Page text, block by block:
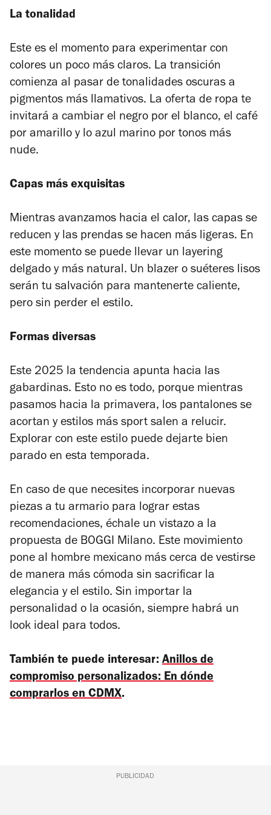
La tonalidad
Este es el momento para experimentar con
colores un poco más claros. La transición
comienza al pasar de tonalidades oscuras a
pigmentos más llamativos. La oferta de ropa te
invitará a cambiar el negro por el blanco, el café
por amarillo y lo azul marino por tonos más
nude.
Capas más exquisitas
Mientras avanzamos hacia el calor, las capas se
reducen y las prendas se hacen más ligeras. En
este momento se puede llevar un layering
delgado y más natural. Un blazer o suéteres lisos
serán tu salvación para mantenerte caliente,
pero sin perder el estilo.
Formas diversas
Este 2025 la tendencia apunta hacia las
gabardinas. Esto no es todo, porque mientras
pasamos hacia la primavera, los pantalones se
acortan y estilos más sport salen a relucir.
Explorar con este estilo puede dejarte bien
parado en esta temporada.
En caso de que necesites incorporar nuevas
piezas a tu armario para lograr estas
recomendaciones, échale un vistazo a la
propuesta de BOGGI Milano. Este movimiento
pone al hombre mexicano más cerca de vestirse
de manera más cómoda sin sacrificar la
elegancia y el estilo. Sin importar la
personalidad o la ocasión, siempre habrá un
look ideal para todos.
También te puede interesar: Anillos de
compromiso personalizados: En dónde
comprarlos en CDMX.
PUBLICIDAD